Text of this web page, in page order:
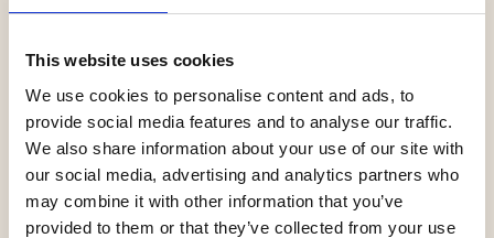
This website uses cookies
We use cookies to personalise content and ads, to
provide social media features and to analyse our traffic.
We also share information about your use of our site with
our social media, advertising and analytics partners who
may combine it with other information that you’ve
provided to them or that they’ve collected from your use
strenge schoolhoofd, gaan ze op onderzoek uit om het
mysterie te ontrafelen. Dat blijkt lastiger dan gedacht.
Gelukkig hoeven ze het niet alleen te doen, want met
de hulp van het publiek staan ze sterker dan ooit!
‘Juf Braaksel - De Musical’, gebaseerd op de ongekend